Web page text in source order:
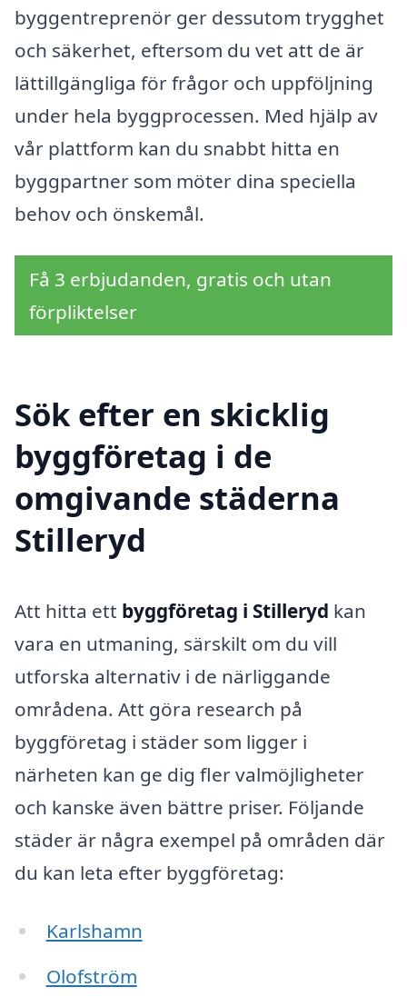
byggentreprenör ger dessutom trygghet
och säkerhet, eftersom du vet att de är
lättillgängliga för frågor och uppföljning
under hela byggprocessen. Med hjälp av
vår plattform kan du snabbt hitta en
byggpartner som möter dina speciella
behov och önskemål.
Få 3 erbjudanden, gratis och utan
förpliktelser
Sök efter en skicklig
byggföretag i de
omgivande städerna
Stilleryd
Att hitta ett byggföretag i Stilleryd kan
vara en utmaning, särskilt om du vill
utforska alternativ i de närliggande
områdena. Att göra research på
byggföretag i städer som ligger i
närheten kan ge dig fler valmöjligheter
och kanske även bättre priser. Följande
städer är några exempel på områden där
du kan leta efter byggföretag:
Karlshamn
Olofström